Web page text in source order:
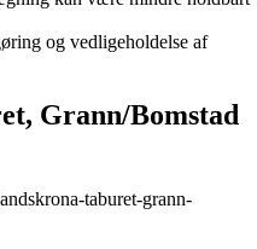
og vedligeholdelse af
Grann/Bomstad
taburet-grann-